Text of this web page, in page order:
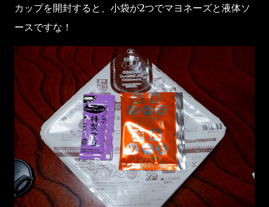
カップを開封すると、小袋が2つでマヨネーズと液体ソ
ースですな！